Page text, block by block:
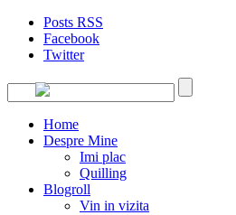
Posts RSS
Facebook
Twitter
Home
Despre Mine
Imi plac
Quilling
Blogroll
Vin in vizita